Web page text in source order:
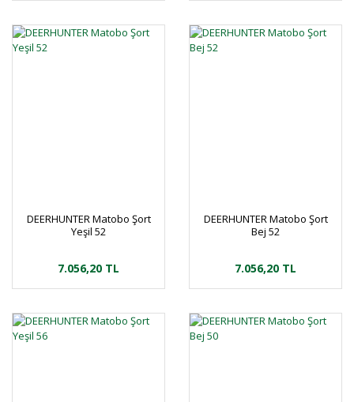
DEERHUNTER Matobo Şort
Yeşil 52
7.056,20 TL
DEERHUNTER Matobo Şort
Bej 52
7.056,20 TL